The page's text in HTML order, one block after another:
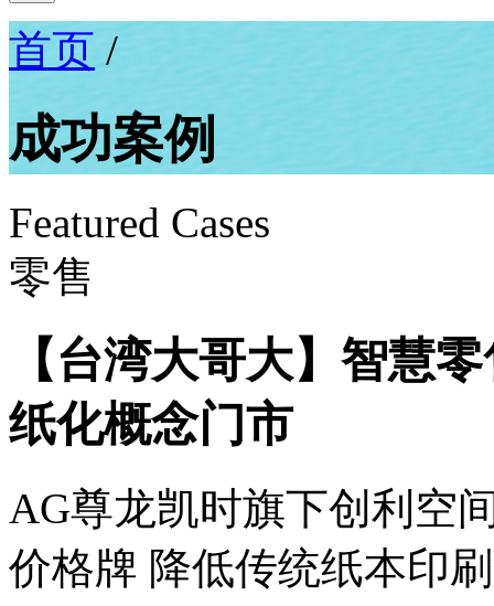
首页 /
成功案例
Featured Cases
零售
【台湾大哥大】智慧
纸化概念门市
AG尊龙凯时旗下创利空
价格牌 降低传统纸本印